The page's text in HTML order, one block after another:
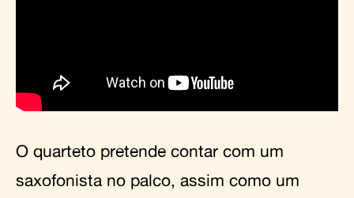
O quarteto pretende contar com um
saxofonista no palco, assim como um